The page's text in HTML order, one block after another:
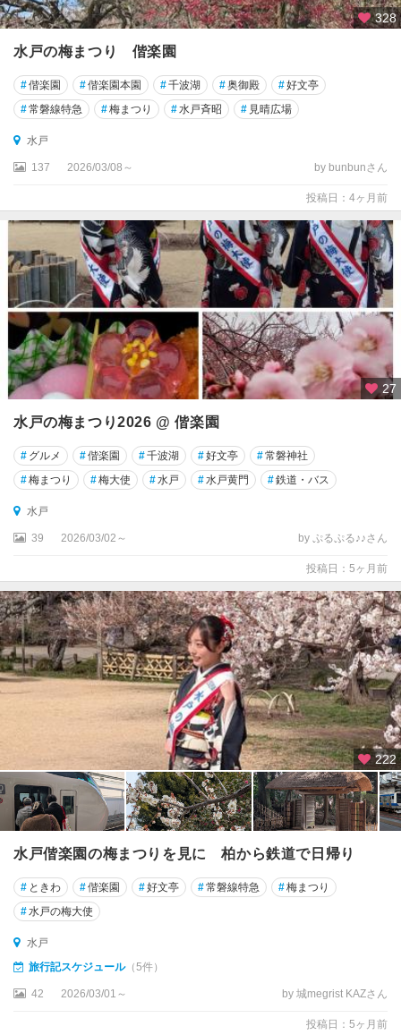
328
水戸の梅まつり 偕楽園
#偕楽園 #偕楽園本園 #千波湖 #奥御殿 #好文亭
#常磐線特急 #梅まつり #水戸斉昭 # 見晴広場
水戸
137 2026/03/08～ by bunbunさん
投稿日：4ヶ月前
27
水戸の梅まつり2026 @ 偕楽園
# グルメ #偕楽園 #千波湖 #好文亭 #常磐神社
#梅まつり #梅大使 #水戸 #水戸黄門 #鉄道・バス
水戸
39 2026/03/02～ by ぷるぷる♪♪さん
投稿日：5ヶ月前
222
水戸偕楽園の梅まつりを見に 柏から鉄道で日帰り
# ときわ #偕楽園 #好文亭 #常磐線特急 #梅まつり
#水戸の梅大使
水戸
旅行記スケジュール（5件）
42 2026/03/01～ by 城megrist KAZさん
投稿日：5ヶ月前